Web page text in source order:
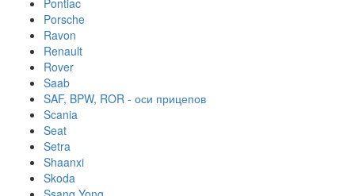
Pontiac
Porsche
Ravon
Renault
Rover
Saab
SAF, BPW, ROR - оси прицепов
Scania
Seat
Setra
Shaanxi
Skoda